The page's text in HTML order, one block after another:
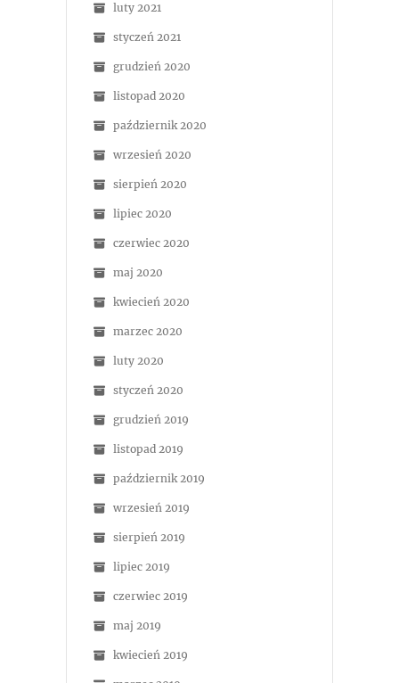
luty 2021
styczeń 2021
grudzień 2020
listopad 2020
październik 2020
wrzesień 2020
sierpień 2020
lipiec 2020
czerwiec 2020
maj 2020
kwiecień 2020
marzec 2020
luty 2020
styczeń 2020
grudzień 2019
listopad 2019
październik 2019
wrzesień 2019
sierpień 2019
lipiec 2019
czerwiec 2019
maj 2019
kwiecień 2019